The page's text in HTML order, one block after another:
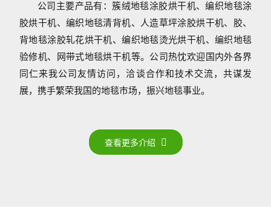
公司主要产品有：簇绒地毯涂胶烘干机、编织地毯涂
胶烘干机、编织地毯清背机、人造草坪涂胶烘干机、胶、
背地毯涂胶轧花烘干机、编织地毯烫光烘干机、编织地毯
验修机、网带式地毯烘干机等。公司热忱欢迎国内外各界
同仁来我公司友情访问，洽谈合作和技术交流，共谋发
展，携手繁荣我国的地毯市场，振兴地毯事业。
查看更多介绍